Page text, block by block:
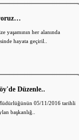
yaşamının her alanında
hayata geçiril..
Düzenle..
05/11/2016 tarihli
başkanlığ..